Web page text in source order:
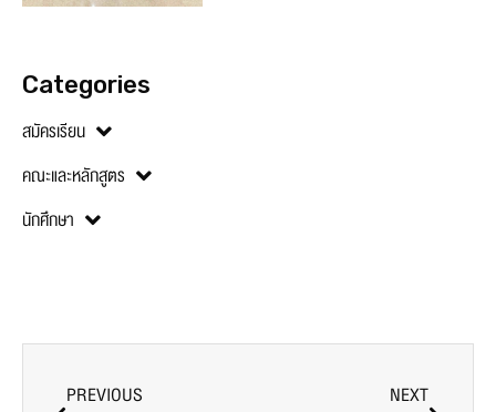
Categories
สมัครเรียน
คณะและหลักสูตร
นักศึกษา
PREVIOUS
NEXT